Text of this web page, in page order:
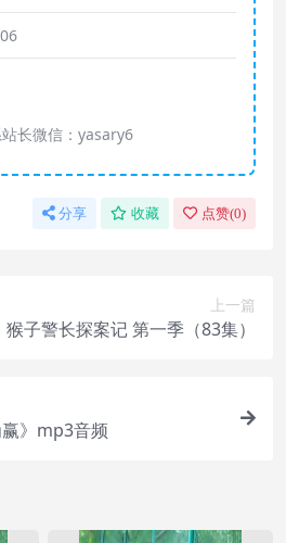
长微信：yasary6
分享 收藏 点赞(0)
上一篇
猴子警长探案记 第一季（83集）
》mp3音频